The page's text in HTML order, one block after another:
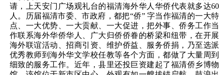
请，上天安门广场观礼台的福清海外华人华侨代表就多达60
人。历届福清市委、市政府，都把“侨” 字当作福清的一大特
点、一大优势、一大贡献、一大促进，把外事、侨务工作当
作联系海外华侨华人、广大归侨侨眷的桥梁和纽带，在开展
海外联谊活动、招商引资、维护侨益、服务侨捐，乃至选派
优秀教师到海外华文学校任教等各个方面，都做了大量周到
细致的服务工作。近年，县里还投巨资建起了福清侨乡博物